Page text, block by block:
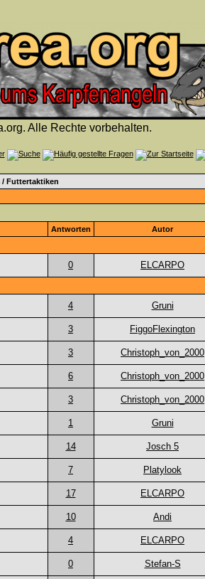
Alle Rechte vorbehalten.
Futtertaktiken
Antworten Autor
0 ELCARPO
4 Gruni
3 FiggoFlexington
3 Christoph_von_2000
6 Christoph_von_2000
3 Christoph_von_2000
1 Gruni
14 Josch 5
7 Platylook
17 ELCARPO
10 Andi
4 ELCARPO
0 Stefan-S